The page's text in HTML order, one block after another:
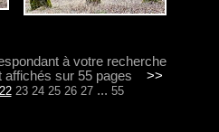
à votre recherche
sur 55 pages >>
22 23 24 25 26 27... 55